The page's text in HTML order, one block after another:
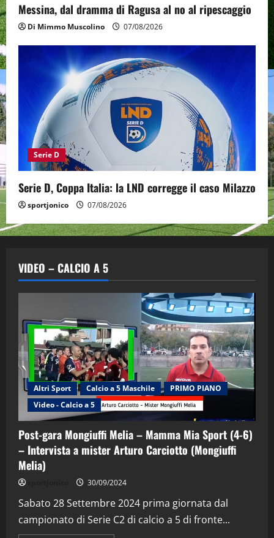
Messina, dal dramma di Ragusa al no al ripescaggio
Di Mimmo Muscolino 07/08/2026
Serie D
Serie D, Coppa Italia: la LND corregge il caso Milazzo
sportjonico 07/08/2026
VIDEO – CALCIO A 5
Altri Sport Calcio a 5 Maschile
PRIMO PIANO
Video - Calcio a 5
Post-gara Mongiuffi Melia – Mamma Mia Sport (4-6)
– Intervista a mister Arturo Carciotto (Mongiuffi
Melia)
30/09/2024
Sabato 28 Settembre 2024 prima giornata dal
campionato di Serie C2 di calcio a 5 di fronte...
2
“SportEmpire” in Podcast: 29^ Puntata
(Martedi 28 Aprile 2026)
28/04/2026